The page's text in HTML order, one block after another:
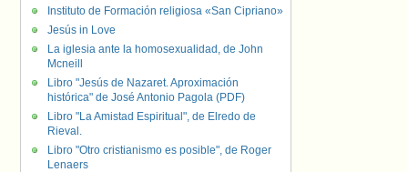
Instituto de Formación religiosa «San Cipriano»
Jesús in Love
La iglesia ante la homosexualidad, de John
Mcneill
Libro "Jesús de Nazaret. Aproximación
histórica" de José Antonio Pagola (PDF)
Libro "La Amistad Espiritual", de Elredo de
Rieval.
Libro "Otro cristianismo es posible", de Roger
Lenaers